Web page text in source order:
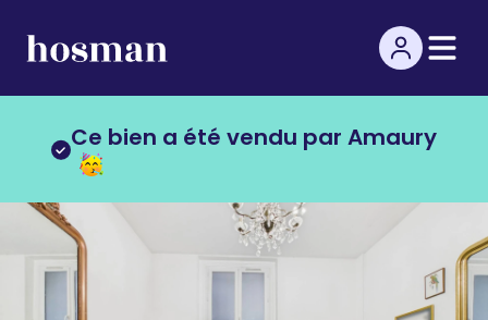
Ce bien a été vendu par Amaury